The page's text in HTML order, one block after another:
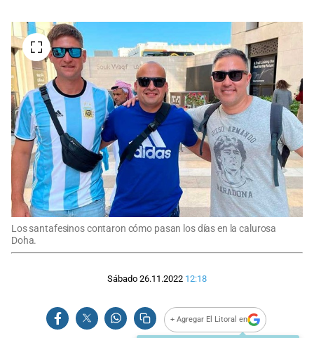
Los santafesinos contaron cómo pasan los días en la calurosa
Doha.
Sábado 26.11.2022 12:18
+ Agregar El Litoral en